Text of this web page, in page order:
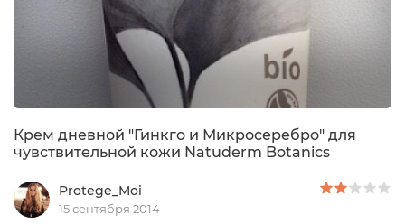
Крем дневной "Гинкго и Микросеребро" для
чувствительной кожи Natuderm Botanics
Protege_Moi
15 сентября 2014